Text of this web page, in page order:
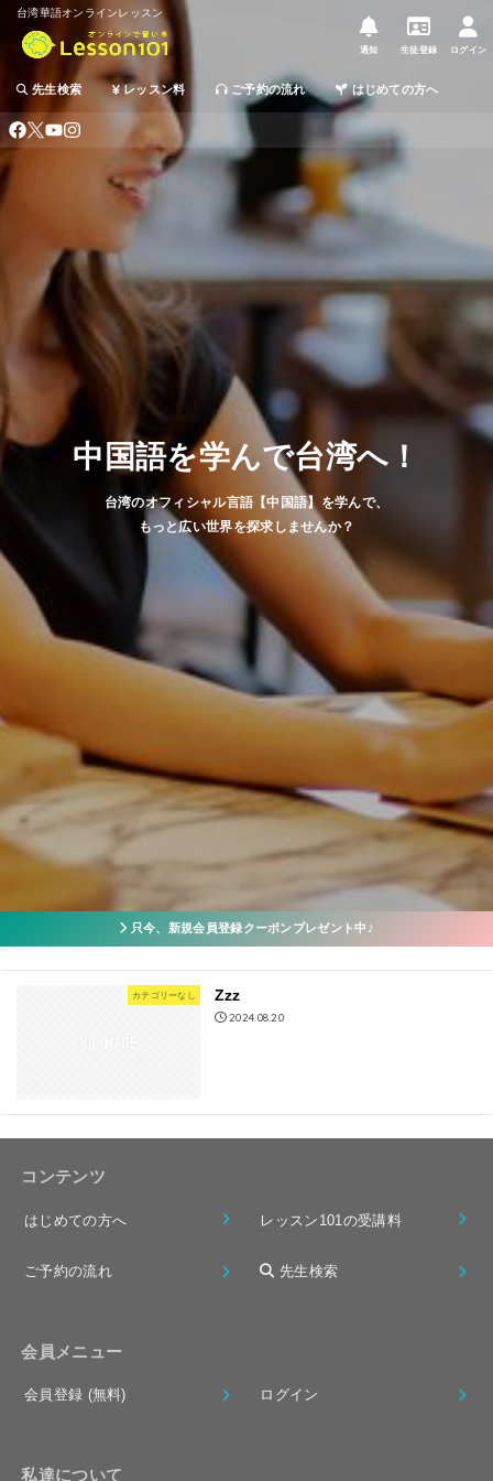
台湾華語オンラインレッスン
先生検索 レッスン料 ご予約の流れ はじめての方へ
通知 生徒登録 ログイン
中国語を学んで台湾へ！
台湾のオフィシャル言語【中国語】を学んで、
もっと広い世界を探求しませんか？
只今、新規会員登録クーポンプレゼント中♪
カテゴリーなし Zzz
2024.08.20
コンテンツ
はじめての方へ レッスン101の受講料
ご予約の流れ 先生検索
会員メニュー
会員登録 (無料) ログイン
私達について